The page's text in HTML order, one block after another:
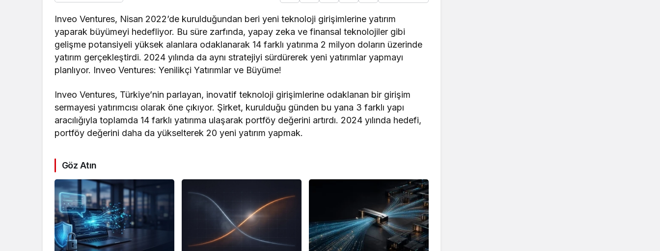
Inveo Ventures, Nisan 2022’de kurulduğundan beri yeni teknoloji girişimlerine yatırım
yaparak büyümeyi hedefliyor. Bu süre zarfında, yapay zeka ve finansal teknolojiler gibi
gelişme potansiyeli yüksek alanlara odaklanarak 14 farklı yatırıma 2 milyon doların üzerinde
yatırım gerçekleştirdi. 2024 yılında da aynı stratejiyi sürdürerek yeni yatırımlar yapmayı
planlıyor. Inveo Ventures: Yenilikçi Yatırımlar ve Büyüme!
Inveo Ventures, Türkiye’nin parlayan, inovatif teknoloji girişimlerine odaklanan bir girişim
sermayesi yatırımcısı olarak öne çıkıyor. Şirket, kurulduğu günden bu yana 3 farklı yapı
aracılığıyla toplamda 14 farklı yatırıma ulaşarak portföy değerini artırdı. 2024 yılında hedefi,
portföy değerini daha da yükselterek 20 yeni yatırım yapmak.
Göz Atın